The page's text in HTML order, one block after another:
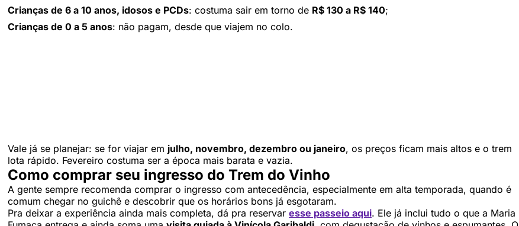
Crianças de 6 a 10 anos, idosos e PCDs: costuma sair em torno de R$ 130 a R$ 140;
Crianças de 0 a 5 anos: não pagam, desde que viajem no colo.
Vale já se planejar: se for viajar em julho, novembro, dezembro ou janeiro, os preços ficam mais altos e o trem
lota rápido. Fevereiro costuma ser a época mais barata e vazia.
Como comprar seu ingresso do Trem do Vinho
A gente sempre recomenda comprar o ingresso com antecedência, especialmente em alta temporada, quando é
comum chegar no guichê e descobrir que os horários bons já esgotaram.
Pra deixar a experiência ainda mais completa, dá pra reservar esse passeio aqui. Ele já inclui tudo o que a Maria